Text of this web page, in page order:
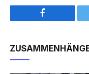
Facebook